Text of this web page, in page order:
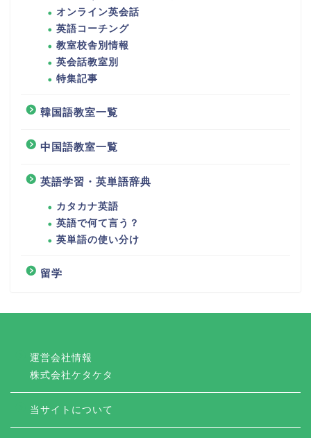
オンライン英会話
英語コーチング
教室校舎別情報
英会話教室別
特集記事
韓国語教室一覧
中国語教室一覧
英語学習・英単語辞典
カタカナ英語
英語で何て言う？
英単語の使い分け
留学
運営会社情報
株式会社ケタケタ
当サイトについて